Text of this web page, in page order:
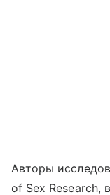
Авторы
of Sex Research,